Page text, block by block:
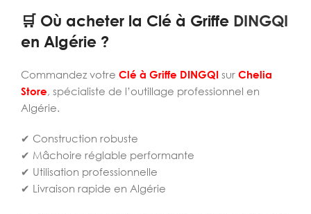
🛒 Où acheter la Clé à Griffe DINGQI
en Algérie ?
Commandez votre Clé à Griffe DINGQI sur Chelia
Store, spécialiste de l’outillage professionnel en
Algérie.
✔ Construction robuste
✔ Mâchoire réglable performante
✔ Utilisation professionnelle
✔ Livraison rapide en Algérie